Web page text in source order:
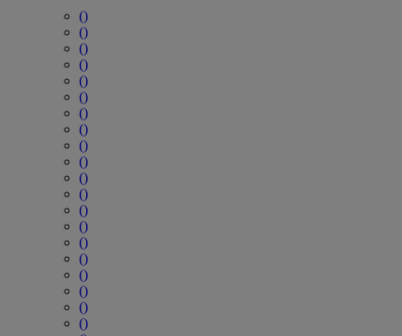
()
()
()
()
()
()
()
()
()
()
()
()
()
()
()
()
()
()
()
()